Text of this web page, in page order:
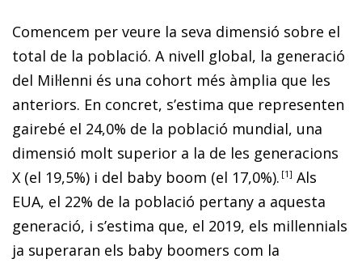
Comencem per veure la seva dimensió sobre el
total de la població. A nivell global, la generació
del Mil·lenni és una cohort més àmplia que les
anteriors. En concret, s’estima que representen
gairebé el 24,0% de la població mundial, una
dimensió molt superior a la de les generacions
X (el 19,5%) i del baby boom (el 17,0%). 1
Als
EUA, el 22% de la població pertany a aquesta
generació, i s’estima que, el 2019, els millennials
ja superaran els baby boomers com la